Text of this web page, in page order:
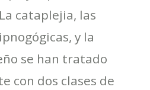
cataplejia, las
y la
se han tratado
con dos clases de